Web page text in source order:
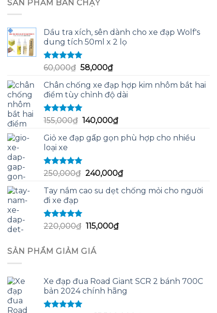
150,000₫.
SẢN PHẨM BÁN CHẠY
Dầu tra xích, sên dành cho xe đạp Wolf's
dung tích 50ml x 2 lọ
Được xếp
hạng
sao
60,000₫ Giá
là:
60,000₫.
58,000₫Giá
tại
là:
Chân chống xe đạp hợp kim nhôm bắt hai
điểm tùy chỉnh độ dài
Được xếp
hạng
sao
155,000₫ Giá
là:
140,000₫Giá
tại
Giỏ xe đạp gấp gọn phù hợp cho nhiều
loại xe
Được xếp
hạng
sao
250,000₫ Giá
là:
240,000₫Giá
tại
Tay nắm cao su dẹt chống mỏi cho người
đi xe đạp
Được xếp
hạng
220,000₫ Giá
là:
220,000₫.
115,000₫Giá
SẢN PHẨM GIẢM GIÁ
Xe đạp đua Road Giant SCR 2 bánh 700C
bản 2024 chính hãng